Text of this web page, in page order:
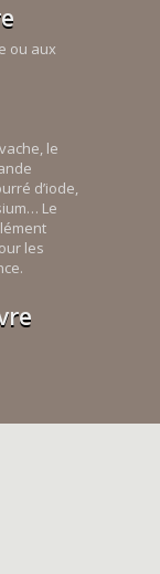
ou aux
le
d’iode,
Le
les